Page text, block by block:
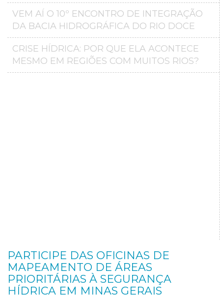
VEM AÍ O 10º ENCONTRO DE INTEGRAÇÃO
DA BACIA HIDROGRÁFICA DO RIO DOCE
CRISE HÍDRICA: POR QUE ELA ACONTECE
MESMO EM REGIÕES COM MUITOS RIOS?
PARTICIPE DAS OFICINAS DE
MAPEAMENTO DE ÁREAS
PRIORITÁRIAS À SEGURANÇA
HÍDRICA EM MINAS GERAIS